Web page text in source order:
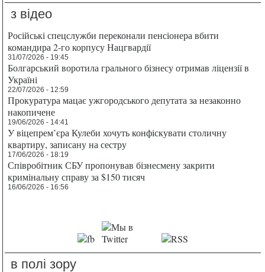
з відео
Російські спецслужби переконали пенсіонера вбити
командира 2-го корпусу Нацгвардії
31/07/2026 - 19:45
Болгарський воротила грального бізнесу отримав ліцензії в
Україні
22/07/2026 - 12:59
Прокуратура мацає ужгородського депутата за незаконно
накопичене
19/06/2026 - 14:41
У віцепрем’єра Кулеби хочуть конфіскувати столичну
квартиру, записану на сестру
17/06/2026 - 18:19
Співробітник СБУ пропонував бізнесмену закрити
кримінальну справу за $150 тисяч
16/06/2026 - 16:56
в полі зору